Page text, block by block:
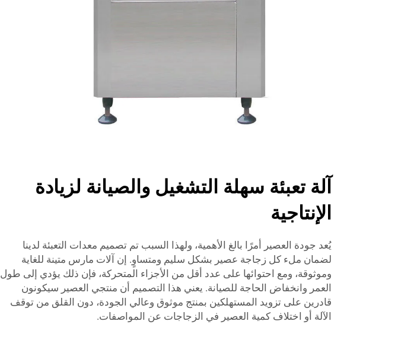
آلة تعبئة سهلة التشغيل والصيانة لزيادة
الإنتاجية
يُعد جودة العصير أمرًا بالغ الأهمية، ولهذا السبب تم تصميم معدات التعبئة لدينا
لضمان ملء كل زجاجة عصير بشكل سليم ومتساوٍ. إن آلات مارس متينة للغاية
وموثوقة، ومع احتوائها على عدد أقل من الأجزاء المتحركة، فإن ذلك يؤدي إلى طول
العمر وانخفاض الحاجة للصيانة. يعني هذا التصميم أن منتجي العصير سيكونون
قادرين على تزويد المستهلكين بمنتج موثوق وعالي الجودة، دون القلق من توقف
الآلة أو اختلاف كمية العصير في الزجاجات عن المواصفات.